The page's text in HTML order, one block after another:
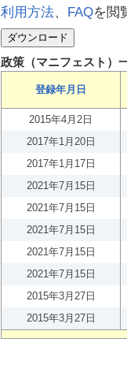
利用方法、 FAQを閲
政策（マニフェスト）
登録年月日
2015年4月2日
2017年1月20日
2017年1月17日
2021年7月15日
2021年7月15日
2021年7月15日
2021年7月15日
2021年7月15日
2015年3月27日
2015年3月27日